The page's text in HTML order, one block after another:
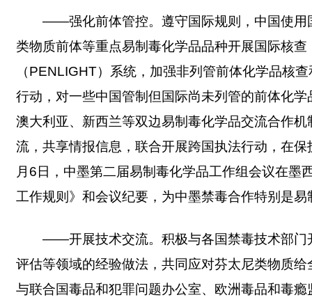
——强化前体管控。遵守国际规则，中国使用
类物质前体等重点易制毒化学品品种开展国际核
（PENLIGHT）系统，加强非列管前体化学品核
行动，对一些中国管制但国际尚未列管的前体化
澳大利亚、新西兰等双边易制毒化学品交流合作
流，共享情报信息，联合开展跨国执法行动，在
月6日，中墨第二届易制毒化学品工作组会议在
工作规则》和会议纪要，为中墨禁毒合作特别是
——开展技术交流。积极与各国禁毒技术部门
评估等领域的经验做法，共同应对芬太尼类物质
与联合国毒品和犯罪问题办公室、欧洲毒品和毒